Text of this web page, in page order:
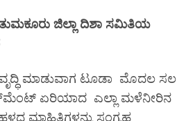
ತುಮಕೂರು ಜಿಲ್ಲಾ ದಿಶಾ ಸಮಿತಿಯ
ಮಾಡುವಾಗ ಟೂಡಾ ಮೊದಲ ಸಲ
ಏರಿಯಾದ ಎಲ್ಲಾ ಮಳೆನೀರಿನ
ಮಾಹಿತಿಗಳನ್ನು ಸಂಗ್ರಹ